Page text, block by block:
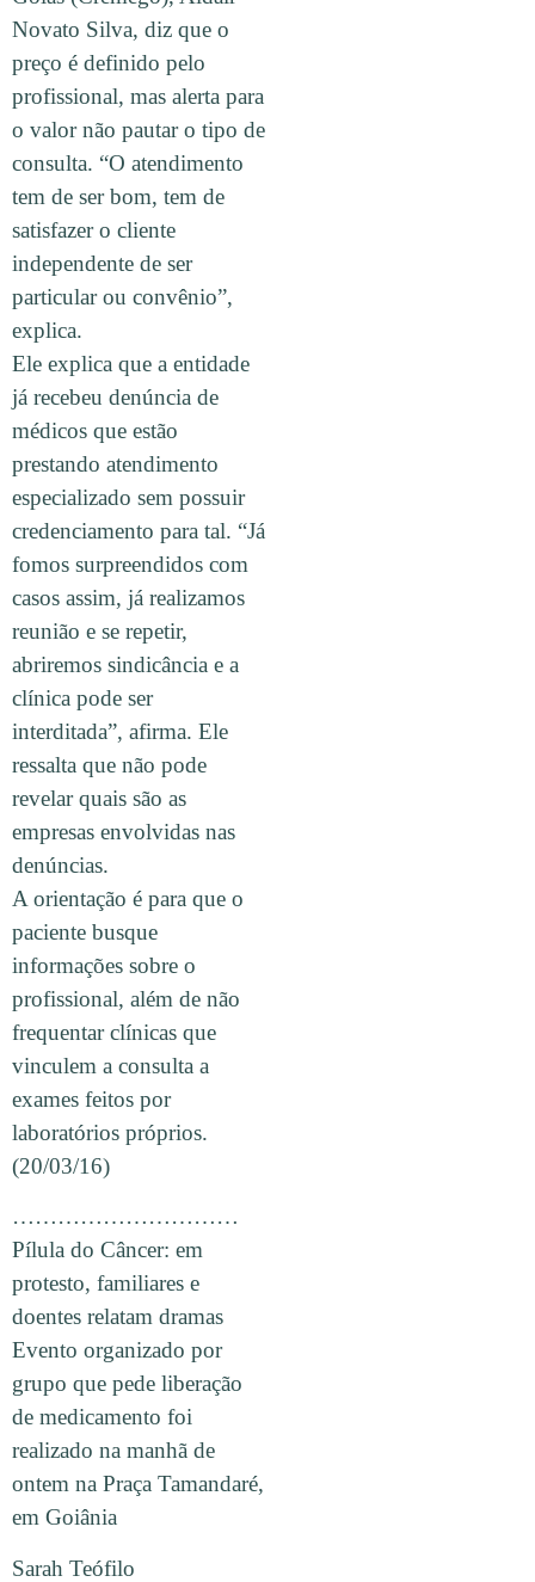
Novato Silva, diz que o
preço é definido pelo
profissional, mas alerta para
o valor não pautar o tipo de
consulta. “O atendimento
tem de ser bom, tem de
satisfazer o cliente
independente de ser
particular ou convênio”,
explica.
Ele explica que a entidade
já recebeu denúncia de
médicos que estão
prestando atendimento
especializado sem possuir
credenciamento para tal. “Já
fomos surpreendidos com
casos assim, já realizamos
reunião e se repetir,
abriremos sindicância e a
clínica pode ser
interditada”, afirma. Ele
ressalta que não pode
revelar quais são as
empresas envolvidas nas
denúncias.
A orientação é para que o
paciente busque
informações sobre o
profissional, além de não
frequentar clínicas que
vinculem a consulta a
exames feitos por
laboratórios próprios.
(20/03/16)
…………………………
Pílula do Câncer: em
protesto, familiares e
doentes relatam dramas
Evento organizado por
grupo que pede liberação
de medicamento foi
realizado na manhã de
ontem na Praça Tamandaré,
em Goiânia
Sarah Teófilo